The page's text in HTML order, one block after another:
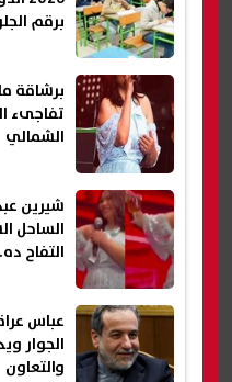
برقم
برشاقة
تفاجىء
الشمالي
شيرين
الساحل
التفاح
عباس
الجوار
والتعاون